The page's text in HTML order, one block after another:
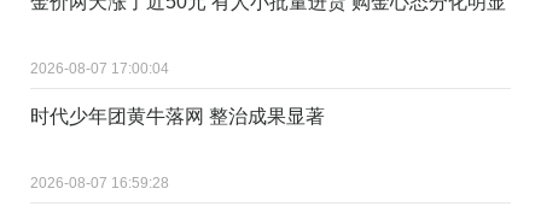
2026-08-07 17:00:04
时代少年团黄牛落网 整治成果显著
2026-08-07 16:59:28